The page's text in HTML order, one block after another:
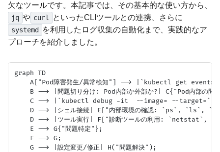
欠なツールです。本記事では、その基本的な使い方から、
jq や curl といったCLIツールとの連携、さらに
systemd
を利用したログ収集の自動化まで、実践的なア
プローチを紹介しました。
graph TD
A["Pod障害発生/異常検知"] --> |`kubectl get
B --> |問題切り分け: Pod内部か外部か?| C{"Pod内部の問
C --> |`kubectl debug -it  --image= --target=`|
D --> |シェル接続| E["内部環境の確認: `ps`, `ls`,
D --> |ツール実行| F["診断ツールの利用: `netstat`,
    E --> G{"問題特定"};
    F --> G;
    G --> |設定変更/修正| H("問題解決");